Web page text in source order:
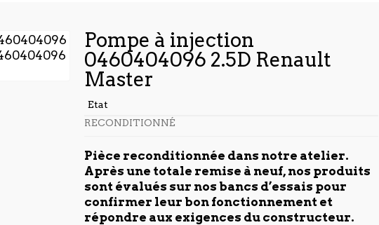
Pompe à injection
0460404096 2.5D Renault
Master
Etat
RECONDITIONNÉ
Pièce reconditionnée dans notre atelier.
Après une totale remise à neuf, nos produits
sont évalués sur nos bancs d’essais pour
confirmer leur bon fonctionnement et
répondre aux exigences du constructeur.